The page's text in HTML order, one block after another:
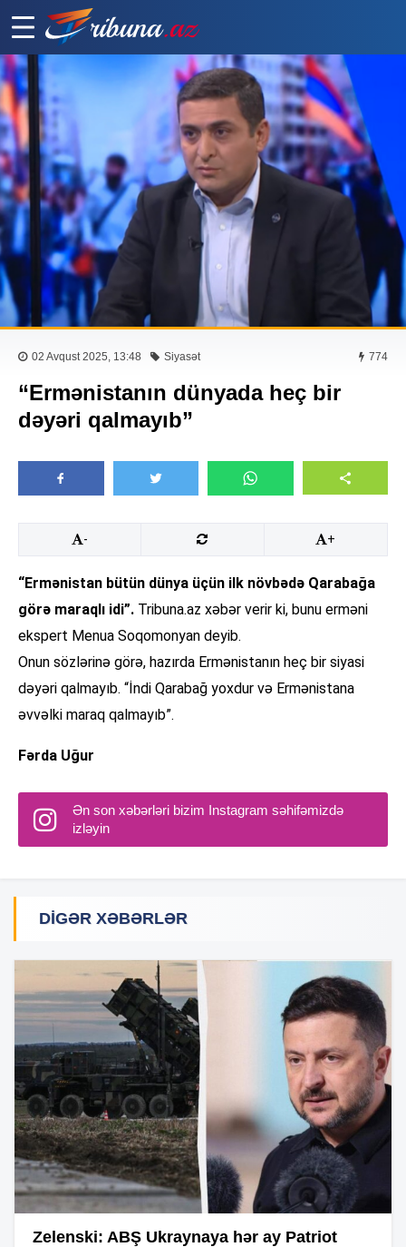
02 Avqust 2025, 13:48 Siyasət 774
“Ermənistanın dünyada heç bir
dəyəri qalmayıb”
- +
“Ermənistan bütün dünya üçün ilk növbədə Qarabağa
görə maraqlı idi”. Tribuna.az xəbər verir ki, bunu erməni
ekspert Menua Soqomonyan deyib.
Onun sözlərinə görə, hazırda Ermənistanın heç bir siyasi
dəyəri qalmayıb. “İndi Qarabağ yoxdur və Ermənistana
əvvəlki maraq qalmayıb”.
Fərda Uğur
Ən son xəbərləri bizim Instagram səhifəmizdə
izləyin
DIGƏR XƏBƏRLƏR
Zelenski: ABŞ Ukraynaya hər ay Patriot